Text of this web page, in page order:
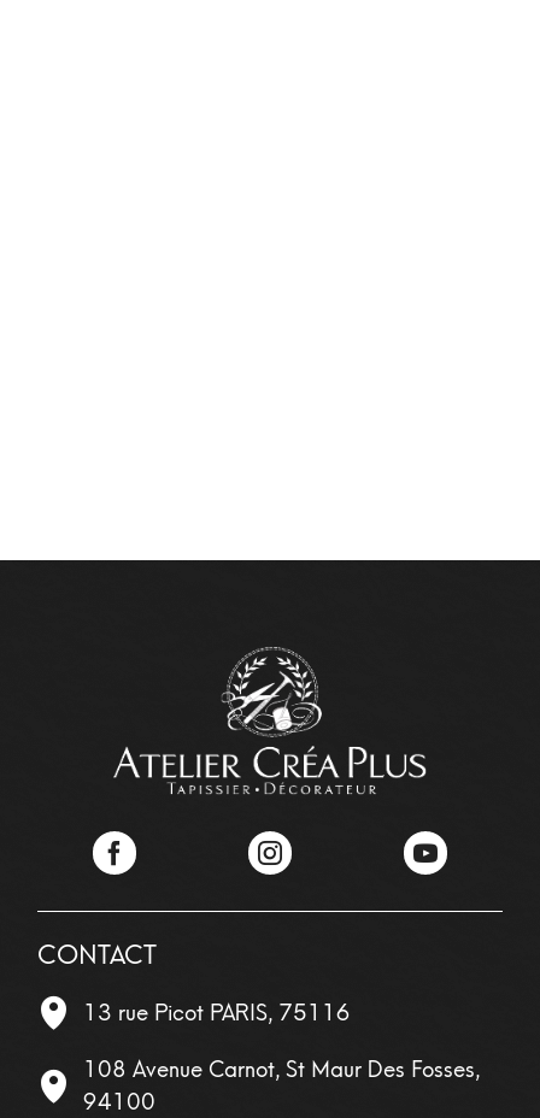
YouTube
CONTACT
13 rue Picot PARIS, 75116
108 Avenue Carnot, St Maur Des Fosses,
94100